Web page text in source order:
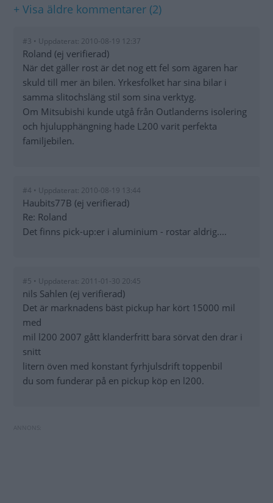
+ Visa äldre kommentarer (2)
#3 • Uppdaterat: 2010-08-19 12:37
Roland (ej verifierad)
När det gäller rost är det nog ett fel som ägaren har
skuld till mer än bilen. Yrkesfolket har sina bilar i
samma slitochsläng stil som sina verktyg.
Om Mitsubishi kunde utgå från Outlanderns isolering
och hjulupphängning hade L200 varit perfekta
familjebilen.
#4 • Uppdaterat: 2010-08-19 13:44
Haubits77B (ej verifierad)
Re: Roland
Det finns pick-up:er i aluminium - rostar aldrig....
#5 • Uppdaterat: 2011-01-30 20:45
nils Sahlen (ej verifierad)
Det är marknadens bäst pickup har kört 15000 mil
med
mil l200 2007 gått klanderfritt bara sörvat den drar i
snitt
litern öven med konstant fyrhjulsdrift toppenbil
du som funderar på en pickup köp en l200.